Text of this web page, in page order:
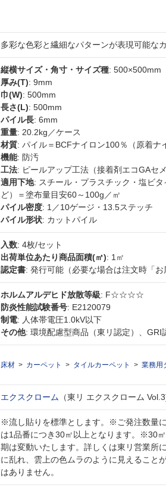
多彩な色彩と繊細なパターンが表現可能な
縦横サイズ・角寸・サイズ種: 500×500mm
厚み(T): 9mm
巾(W): 500mm
長さ(L): 500mm
パイル長: 6mm
重量: 20.2kg／ケース
材質: パイル＝BCFナイロン100％（原着
機能: 防汚
工法: ピールアップ工法（接着剤エコGAセ
適用下地: スチール・プラスチック・塩ビ
ど）＝塗布量目安60～100g／㎡
パイル密度: 1／10ゲージ・13.5ステッチ
パイル形状: カットパイル
入数: 4枚/セット
出荷単位あたり商品面積(㎡): 1㎡
認定書: 発行可能（必要な場合は注文時「
ホルムアルデヒド放散等級: F☆☆☆☆
防炎性能試験番号: E2120079
制電: 人体帯電圧1.0kV以下
その他: 環境配慮型商品（東リ認定）、GRI
床材 カーペット タイルカーペット 業務用
エクスクローム （東リ エクスクローム
※流し貼りを標準とします。※ご発注数量
は1品番につき30㎡以上となります。※30
期は変動いたします。詳しくは東リ営業所
に乱れ、雲上の色ムラのように見えること
はありません。